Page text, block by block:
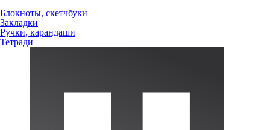
Блокноты, скетчбуки
Закладки
Ручки, карандаши
Тетради